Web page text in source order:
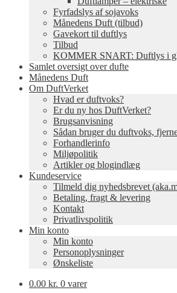
Fyrfadslys af sojavoks
Månedens Duft (tilbud)
Gavekort til duftlys
Tilbud
KOMMER SNART: Duftlys i
Samlet oversigt over dufte
Månedens Duft
Om DuftVerket
Hvad er duftvoks?
Er du ny hos DuftVerket?
Brugsanvisning
Sådan bruger du duftvoks,
Forhandlerinfo
Miljøpolitik
Artikler og blogindlæg
Kundeservice
Tilmeld dig nyhedsbrevet
Betaling, fragt & levering
Kontakt
Privatlivspolitik
Min konto
Min konto
Personoplysninger
Ønskeliste
0.00 kr. 0 varer